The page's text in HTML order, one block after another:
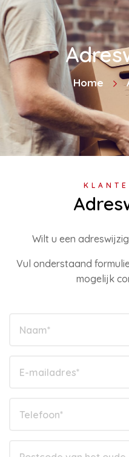
Home
Wilt u een
Vul onderstaand
mogelijk